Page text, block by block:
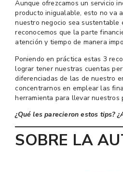
Aunque ofrezcamos un servicio
producto inigualable, esto no va
nuestro negocio sea sustentable
reconocemos que la parte
atención y tiempo de manera
Poniendo en práctica estas 3
lograr tener nuestras cuentas
diferenciadas de las de nuestro
concentrarnos en emplear las
herramienta para llevar nuestros
¿Qué les parecieron estos tips?
SOBRE LA